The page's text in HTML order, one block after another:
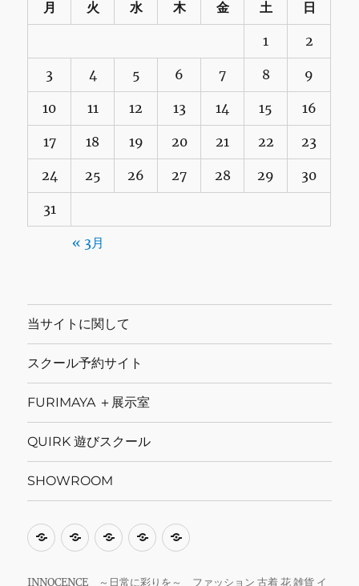
月 火 水 木 金 土 日
1 2
3 4 5 6 7 8 9
10 11 12 13 14 15 16
17 18 19 20 21 22 23
24 25 26 27 28 29 30
31
« 3月
当サイトに関して
スクール予約サイト
FURIMAYA ＋展示室
QUIRK 遊びスクール
SHOWROOM
当
イ
ス
ー
FURIMAYA
展
QUIRK
び
SHOWROOM
INNOCENCE ～日常に彩りを～ ファッション 古着 花 雑貨 イ